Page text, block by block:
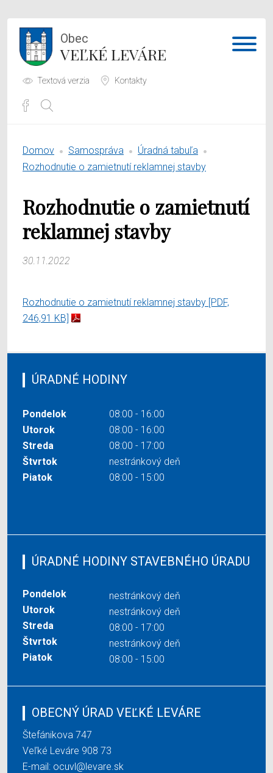
Obec
VEĽKÉ LEVÁRE
Textová verzia Kontakty
Samospráva
O obci
Domov Samospráva
Úradná tabuľa
Rozhodnutie o zamietnutí reklamnej stavby
Rozhodnutie o zamietnutí
reklamnej stavby
30.11.2022
Rozhodnutie o zamietnutí reklamnej stavby [PDF,
246,91 KB]
ÚRADNÉ HODINY
Pondelok
08:00 - 16:00
Utorok
08:00 - 16:00
Streda
08:00 - 17:00
Štvrtok
nestránkový deň
Piatok
08:00 - 15:00
ÚRADNÉ HODINY STAVEBNÉHO ÚRADU
Pondelok
nestránkový deň
Utorok
nestránkový deň
Streda
08:00 - 17:00
Štvrtok
nestránkový deň
Piatok
08:00 - 15:00
OBECNÝ ÚRAD VEĽKÉ LEVÁRE
Štefánikova 747
Veľké Leváre 908 73
E-mail: ocuvl@levare.sk